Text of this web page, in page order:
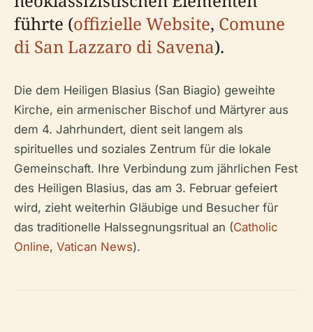
führte (offizielle Website, Comune
di San Lazzaro di Savena).
Die dem Heiligen Blasius (San Biagio) geweihte
Kirche, ein armenischer Bischof und Märtyrer aus
dem 4. Jahrhundert, dient seit langem als
spirituelles und soziales Zentrum für die lokale
Gemeinschaft. Ihre Verbindung zum jährlichen Fest
des Heiligen Blasius, das am 3. Februar gefeiert
wird, zieht weiterhin Gläubige und Besucher für
das traditionelle Halssegnungsritual an (Catholic
Online, Vatican News).